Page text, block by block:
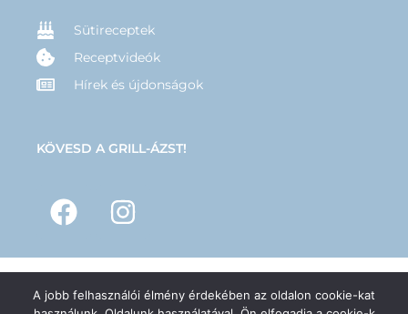
Sütireceptek
Receptvideók
Hírek és újdonságok
KÖVESD A GRILL-ÁZST!
© 2025 – GRILL-ÁZS– Minden jog fenntartva | Készítette:Hernyák
A jobb felhasználói élmény érdekében az oldalon cookie-kat